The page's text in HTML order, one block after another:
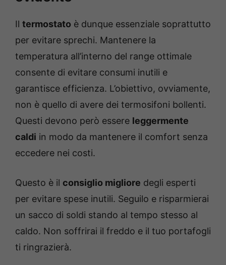
Il termostato è dunque essenziale soprattutto
per evitare sprechi. Mantenere la
temperatura all’interno del range ottimale
consente di evitare consumi inutili e
garantisce efficienza. L’obiettivo, ovviamente,
non è quello di avere dei termosifoni bollenti.
Questi devono però essere leggermente
caldi in modo da mantenere il comfort senza
eccedere nei costi.
Questo è il consiglio migliore degli esperti
per evitare spese inutili. Seguilo e risparmierai
un sacco di soldi stando al tempo stesso al
caldo. Non soffrirai il freddo e il tuo portafogli
ti ringrazierà.